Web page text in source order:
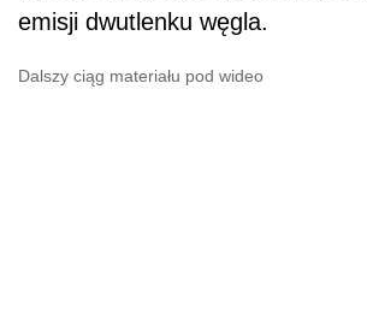
emisji dwutlenku węgla.
Dalszy ciąg materiału pod wideo